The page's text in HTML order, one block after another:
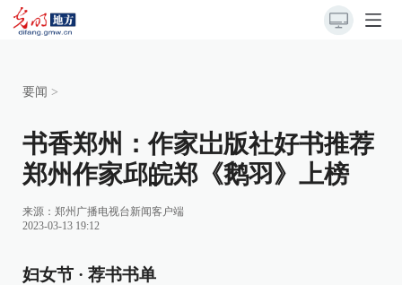
要闻 >
书香郑州：作家岀版社好书推荐
郑州作家邱皖郑《鹅羽》上榜
来源： 郑州广播电视台新闻客户端
2023-03-13 19:12
妇女节 · 荐书书单